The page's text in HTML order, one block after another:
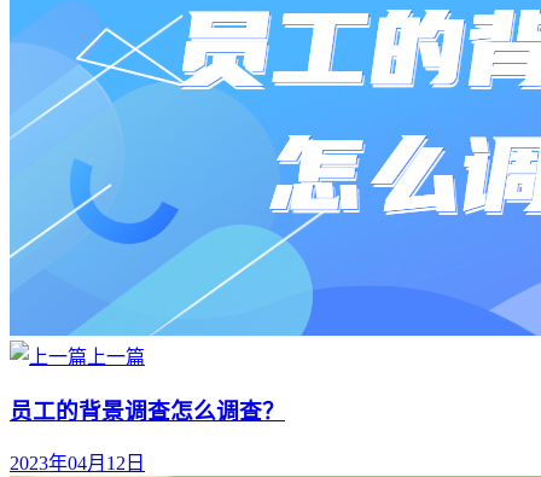
上一篇
员工的背景调查怎么调查？
2023年04月12日